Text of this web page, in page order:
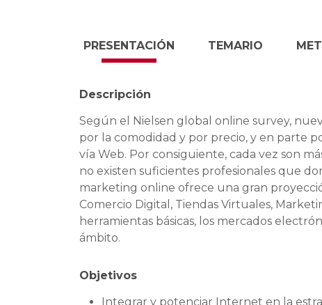
PRESENTACIÓN
Descripción
Según el Nielsen global online survey,
por la comodidad y por precio, y en parte
vía Web. Por consiguiente, cada vez son
no existen suficientes profesionales que
marketing online ofrece una gran
Comercio Digital, Tiendas Virtuales,
herramientas básicas, los mercados
ámbito.
Objetivos
Integrar y potenciar Internet en la
TEMARIO